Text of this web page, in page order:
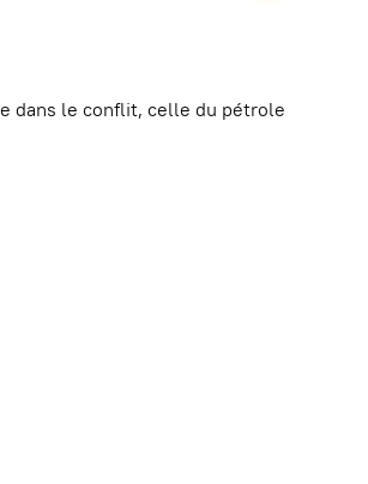
dans le conflit, celle du pétrole